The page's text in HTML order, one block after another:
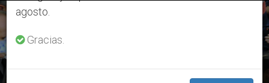
ÚLTIMAS NOTICIAS
Audiencia: "La esperanza cristiana nos asegura que Dios es
agosto.
Gracias.